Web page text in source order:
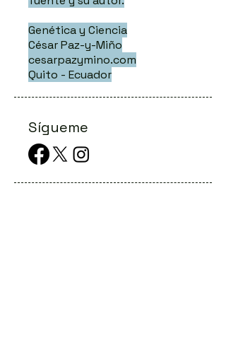
Genética y Ciencia
César Paz-y-Miño
cesarpazymino.com
Quito - Ecuador
Sígueme